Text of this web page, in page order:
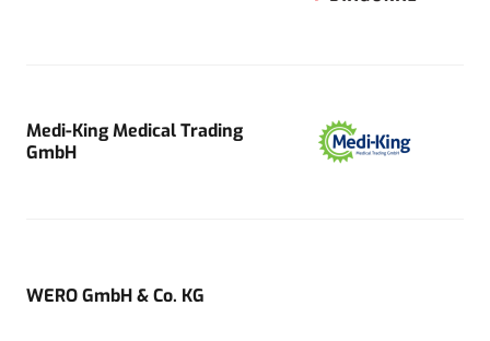
Medi-King Medical Trading
GmbH
WERO GmbH & Co. KG